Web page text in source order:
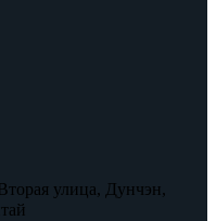
улица, Дунчэн,